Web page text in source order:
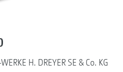
H. DREYER SE & Co. KG